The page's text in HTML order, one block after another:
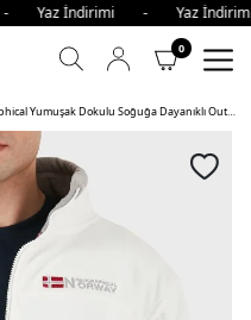
İndirimi - Yaz
0
Norway Geographical Yumuşak Dokulu Soğuğa Dayanıklı Outdoor Erkek Polar TAMAZONIE